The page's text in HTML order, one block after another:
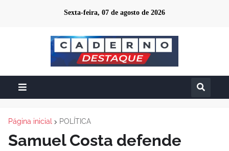
Sexta-feira, 07 de agosto de 2026
Página inicial POLÍTICA
Samuel Costa defende